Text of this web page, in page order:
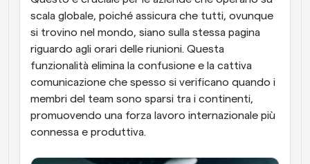
scala globale, poiché assicura che tutti, ovunque
si trovino nel mondo, siano sulla stessa pagina
riguardo agli orari delle riunioni. Questa
funzionalità elimina la confusione e la cattiva
comunicazione che spesso si verificano quando i
membri del team sono sparsi tra i continenti,
promuovendo una forza lavoro internazionale più
connessa e produttiva.